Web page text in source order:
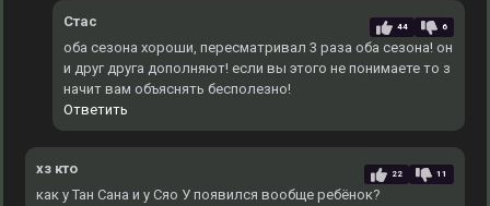
Стас 44 6
оба сезона хороши, пересматривал 3 раза оба сезона! он
и друг друга дополняют! если вы этого не понимаете то з
начит вам объяснять бесполезно!
Ответить
хз кто 22 11
как у Тан Сана и у Сяо У появился вообще ребёнок?